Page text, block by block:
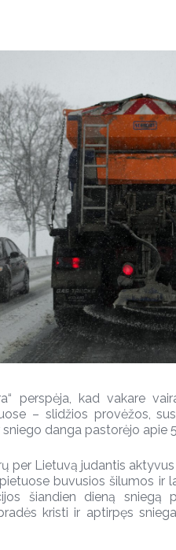
perspėja, kad vakare
– slidžios provėžos,
danga pastorėjo apie
per Lietuvą judantis
buvusios šilumos ir
šiandien dieną sniegą
kristi ir aptirpęs